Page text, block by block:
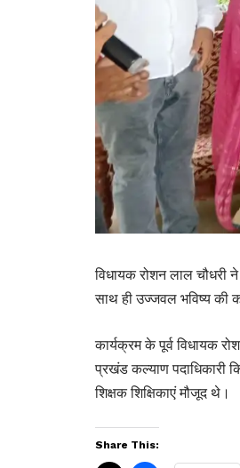
विधायक रोशन लाल चौधरी
साथ ही उज्जवल भविष्य की
कार्यक्रम के पूर्व विधायक
प्रखंड कल्याण पदाधिकारी
शिक्षक शिक्षिकाएं मौजूद थे।
Share This: